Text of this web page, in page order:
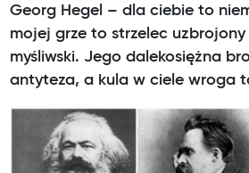
Georg Hegel – dla ciebie to
mojej grze to strzelec
myśliwski. Jego dalekosiężna
antyteza, a kula w ciele wroga